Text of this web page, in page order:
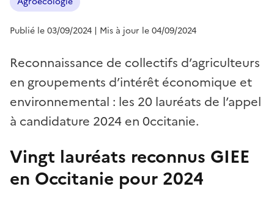
Publié le 03/09/2024 | Mis à jour le 04/09/2024
Reconnaissance de collectifs d’agriculteurs
en groupements d’intérêt économique et
environnemental : les 20 lauréats de l’appel
à candidature 2024 en 0ccitanie.
Vingt lauréats reconnus GIEE
en Occitanie pour 2024